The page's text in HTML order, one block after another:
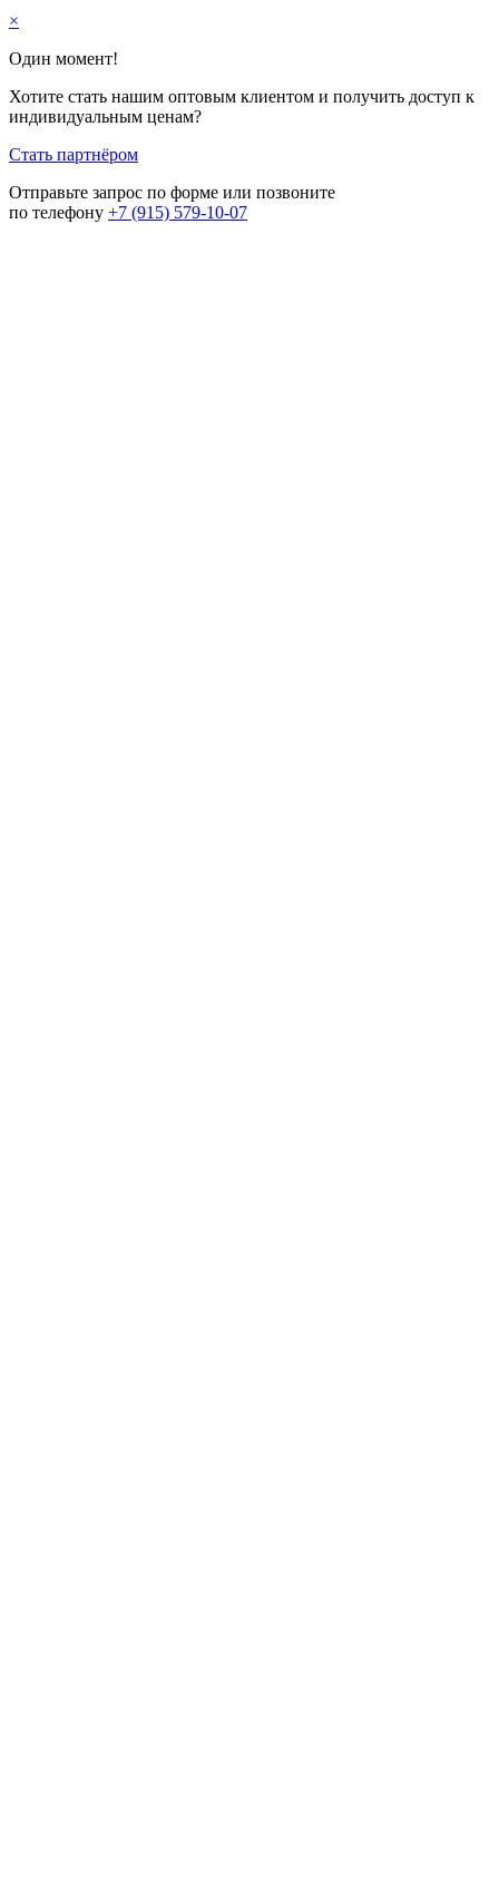
×
Один момент!
Хотите стать нашим оптовым клиентом и получить доступ к
индивидуальным ценам?
Стать партнёром
Отправьте запрос по форме или позвоните
по телефону +7 (915) 579-10-07